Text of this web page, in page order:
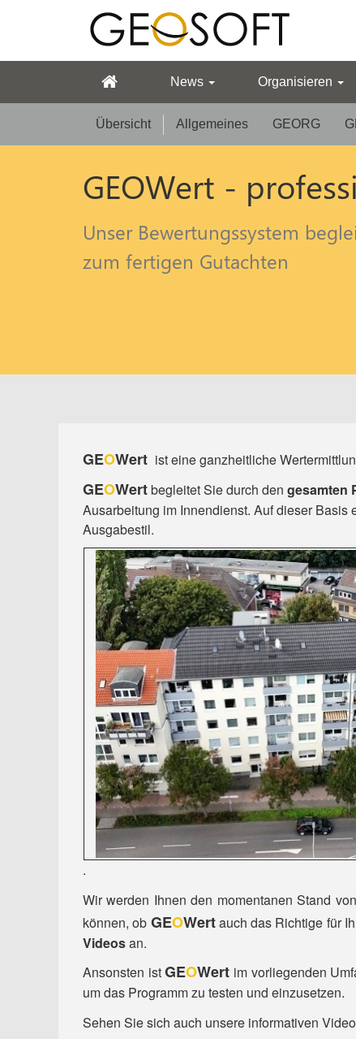
News Organisieren
Übersicht Allgemeines GEORG
GEOWert -
Unser Bewertungssystem
zum fertigen Gutachten
GEOWert ist eine ganzheitliche
GEOWertbegleitet Sie durch den gesamten
Ausarbeitung im Innendienst. Auf dieser
Ausgabestil.
.
Wir werden Ihnen den momentanen Stand von
können, ob GEOWertauch das Richtige für
Videosan.
Ansonsten istGEOWert im vorliegenden
um das Programm zu testen und einzusetzen.
Sehen Sie sich auch unsere informativen